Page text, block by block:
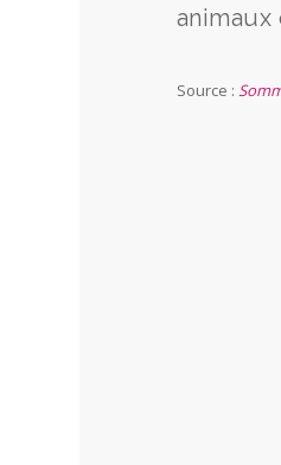
animaux
Source :